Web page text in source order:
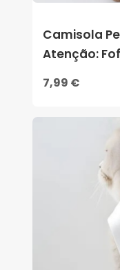
Camisola
Atenção:
7,99 €